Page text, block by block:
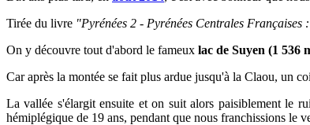
Tirée du livre "Pyrénées 2 - Pyrénées Centrales
On y découvre tout d'abord le fameux lac de Suyen (1 536
Car après la montée se fait plus ardue jusqu'à la Claou, un
La vallée s'élargit ensuite et on suit alors paisiblement le
hémiplégique de 19 ans, pendant que nous franchissions le